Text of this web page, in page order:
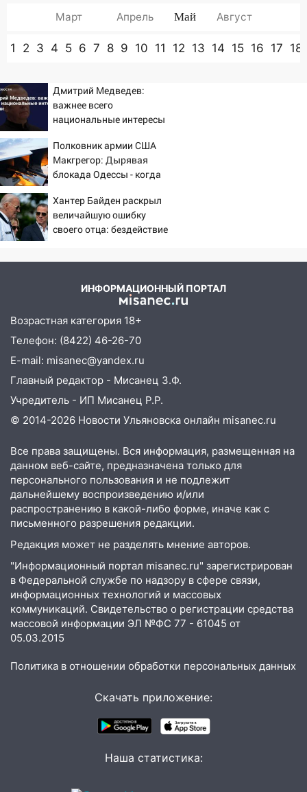
Март Апрель Май Август
1 2 3 4 5 6 7 8 9 10 11 12 13 14 15 16 17 18
Дмитрий Медведев:
важнее всего
национальные интересы
Полковник армии США
Макгрегор: Дырявая
блокада Одессы - когда
России за это полетят
головы?
Хантер Байден раскрыл
величайшую ошибку
своего отца: бездействие
ИНФОРМАЦИОННЫЙ ПОРТАЛ
Возрастная категория 18+
Телефон: (8422) 46-26-70
E-mail: misanec@yandex.ru
Главный редактор - Мисанец З.Ф.
Учредитель - ИП Мисанец Р.Р.
© 2014-2026 Новости Ульяновска онлайн misanec.ru
Все права защищены. Вся информация, размещенная на
данном веб-сайте, предназначена только для
персонального пользования и не подлежит
дальнейшему воспроизведению и/или
распространению в какой-либо форме, иначе как с
письменного разрешения редакции.
Редакция может не разделять мнение авторов.
"Информационный портал misanec.ru" зарегистрирован
в Федеральной службе по надзору в сфере связи,
информационных технологий и массовых
коммуникаций. Свидетельство о регистрации средства
массовой информации ЭЛ №ФС 77 - 61045 от
05.03.2015
Политика в отношении обработки персональных данных
Скачать приложение:
Наша статистика: